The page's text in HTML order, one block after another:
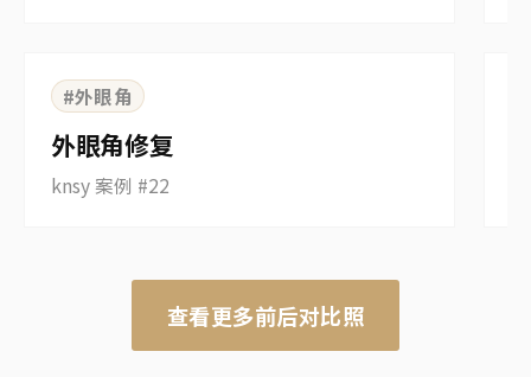
BEFORE
#外眼角
外眼角修复
knsy 案例 #22
查看更多前后对比照